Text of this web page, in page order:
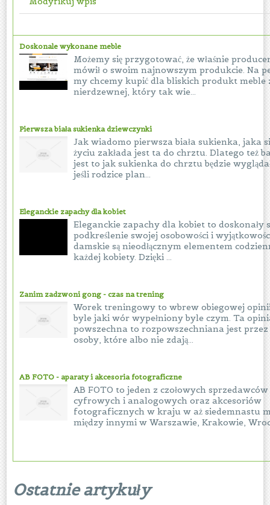
Doskonale wykonane meble
Możemy się przygotować, że właśnie
mówił o swoim najnowszym produkcie. Na
my chcemy kupić dla bliskich produkt meble
nierdzewnej, który tak wie...
Pierwsza biała sukienka dziewczynki
Jak wiadomo pierwsza biała sukienka, jaka
życiu zakłada jest ta do chrztu. Dlatego też
jest to jak sukienka do chrztu będzie
jeśli rodzice plan...
Eleganckie zapachy dla kobiet
Eleganckie zapachy dla kobiet to doskonały
podkreślenie swojej osobowości i
damskie są nieodłącznym elementem
każdej kobiety. Dzięki ...
Zanim zadzwoni gong - czas na trening
Worek treningowy to wbrew obiegowej
byle jaki wór wypełniony byle czym. Ta
powszechna to rozpowszechniana jest
osoby, które albo nie zdają...
AB FOTO - aparaty i akcesoria fotograficzne
AB FOTO to jeden z czołowych
cyfrowych i analogowych oraz akcesoriów
fotograficznych w kraju w aż siedemnastu
między innymi w Warszawie, Krakowie,
Ostatnie artykuły